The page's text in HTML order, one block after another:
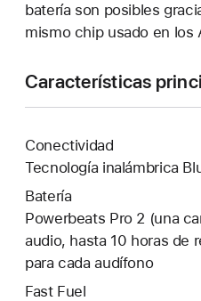
batería son posibles
mismo chip usado en los
Características
Conectividad
Tecnología inalámbrica
Batería
Powerbeats Pro 2 (una
audio, hasta 10 horas de
para cada audífono
Fast Fuel